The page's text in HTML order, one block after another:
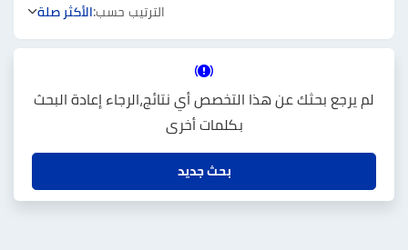
الترتيب حسب:الأكثر صلة
لم يرجع بحثك عن هذا التخصص أي نتائج،الرجاء إعادة البحث
بكلمات أخرى
بحث جديد